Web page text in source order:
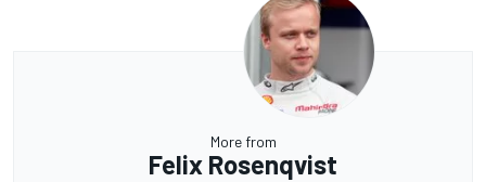
More from
Felix Rosenqvist